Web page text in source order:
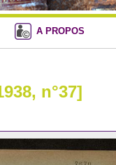
A PROPOS
n°37]